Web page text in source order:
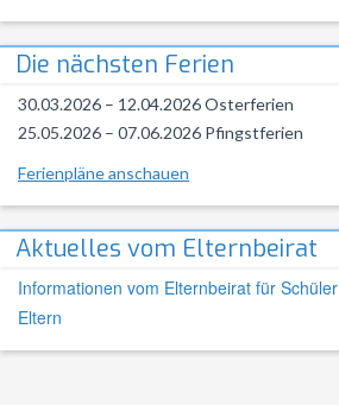
Die nächsten Ferien
30.03.2026 – 12.04.2026 Osterferien
25.05.2026 – 07.06.2026 Pfingstferien
Ferienpläne anschauen
Aktuelles vom Elternbeirat
Informationen vom Elternbeirat für
Eltern